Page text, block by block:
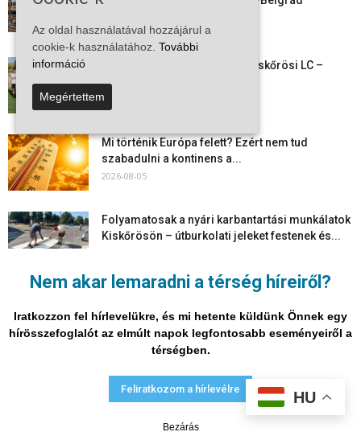
Nem akar lemaradni a térség híreiről?
Iratkozzon fel hírlevelükre, és mi hetente küldünk Önnek egy
hírösszefoglalót az elmúlt napok legfontosabb eseményeiről a
térségben.
Feliratkozom a hírlevélre
Bezárás
2026-08-06
Megkezdte a felkészülést a Kiskőrösi LC –
együtt maradt a keret,...
2026-08-06
Mi történik Európa felett? Ezért nem tud
szabadulni a kontinens a...
2026-08-05
Folyamatosak a nyári karbantartási munkálatok
Kiskőrösön – útburkolati jeleket festenek és...
Bács-Kiskun útjain –...
2026-08-04
Adatvédelmi nyilatkozat Médiaajánlat Impresszum
HU
Az oldal használatával hozzájárul a
cookie-k használatához. További
információ
Megértettem